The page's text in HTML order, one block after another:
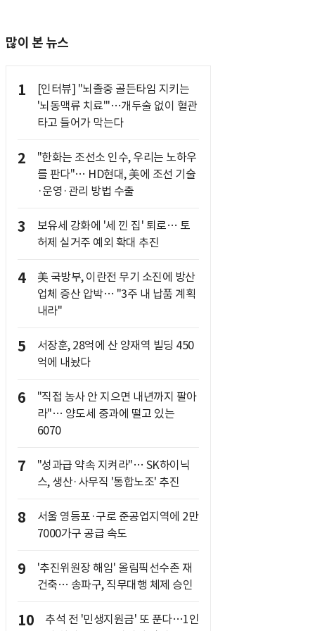
많이 본 뉴스
1
[인터뷰] "뇌졸중 골든타임 지키는
'뇌동맥류 치료'"…개두술 없이 혈관
타고 들어가 막는다
2
"한화는 조선소 인수, 우리는 노하우
를 판다"… HD현대, 美에 조선 기술
·운영·관리 방법 수출
3
보유세 강화에 '세 낀 집' 퇴로… 토
허제 실거주 예외 확대 추진
4
美 국방부, 이란전 무기 소진에 방산
업체 증산 압박… "3주 내 납품 계획
내라"
5
서장훈, 28억에 산 양재역 빌딩 450
억에 내놨다
6
"직접 농사 안 지으면 내년까지 팔아
라"… 양도세 중과에 떨고 있는
6070
7
"성과급 약속 지켜라"… SK하이닉
스, 생산·사무직 '통합노조' 추진
8
서울 영등포·구로 준공업지역에 2만
7000가구 공급 속도
9
'추진위원장 해임' 올림픽선수촌 재
건축… 송파구, 직무대행 체제 승인
10
추석 전 '민생지원금' 또 푼다…1인